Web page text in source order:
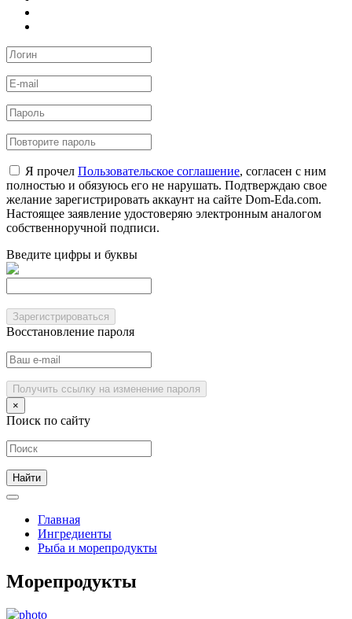
Я прочел Пользовательское соглашение, согласен с ним
полностью и обязуюсь его не нарушать. Подтверждаю свое
желание зарегистрировать аккаунт на сайте Dom-Eda.com.
Настоящее заявление удостоверяю электронным аналогом
собственноручной подписи.
Введите цифры и буквы
Зарегистрироваться
Восстановление пароля
Получить ссылку на изменение пароля
×
Поиск по сайту
Главная
Ингредиенты
Рыба и морепродукты
Морепродукты